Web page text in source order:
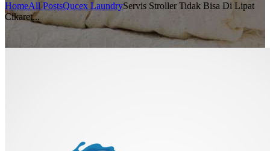
HomeAll PostsQucex LaundryServis Stroller Tidak Bisa Di Lipat
Cikaret...